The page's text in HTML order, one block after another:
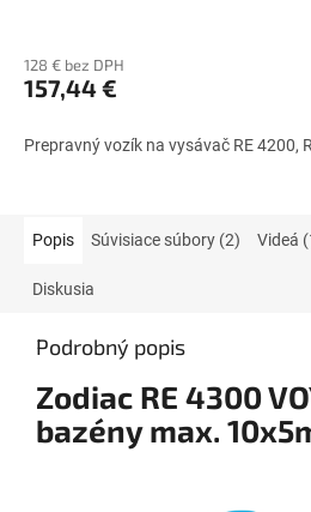
128 € bez DPH
157,44 €
Prepravný vozík na vysávač RE 4200,
Popis Súvisiace súbory (2) Videá
Diskusia
Podrobný popis
Zodiac RE 4300
bazény